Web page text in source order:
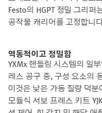
Festo의 HGPT 정밀 그리
공작물 캐리어를 고정합니
역동적이고 정밀함
YXMx 핸들링 시스템의 일
레스 공구 중, 구성 요소의
이것은 낮은 가동 질량 덕
모듈식 서보 프레스 키트